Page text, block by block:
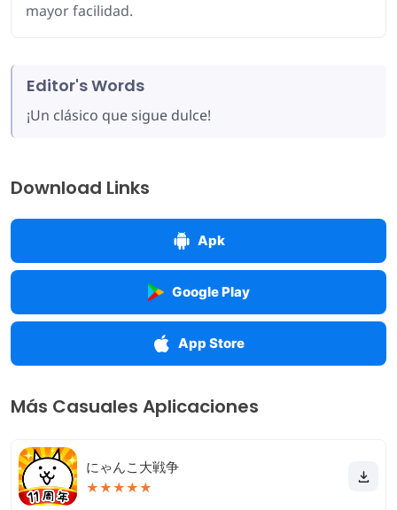
mayor facilidad.
Editor's Words
¡Un clásico que sigue dulce!
Download Links
Apk
Google Play
App Store
Más Casuales Aplicaciones
にゃんこ大戦争
★★★★★